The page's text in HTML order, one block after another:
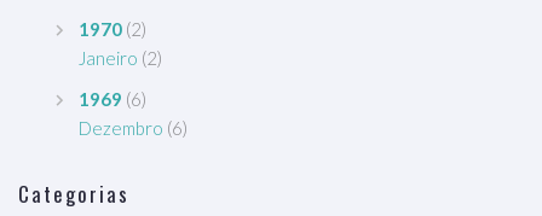
1970 (2)
Janeiro (2)
1969 (6)
Dezembro (6)
Categorias